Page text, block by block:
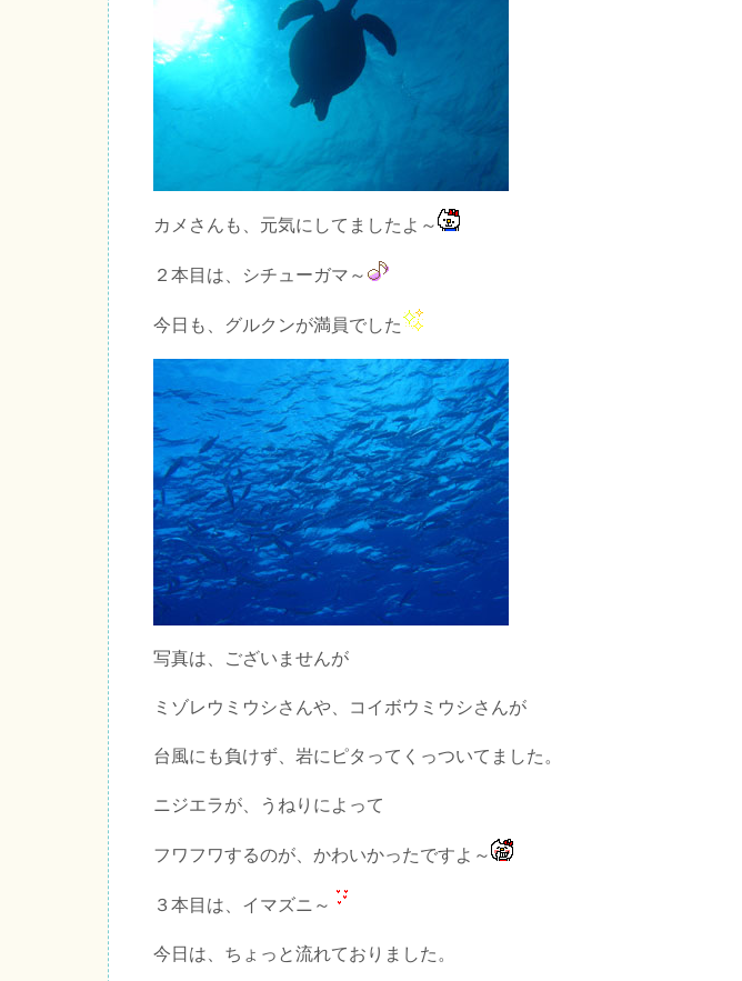
カメさんも、元気にしてましたよ～
２本目は、シチューガマ～
今日も、グルクンが満員でした
写真は、ございませんが
ミゾレウミウシさんや、コイボウミウシさんが
台風にも負けず、岩にピタってくっついてました。
ニジエラが、うねりによって
フワフワするのが、かわいかったですよ～
３本目は、イマズニ～
今日は、ちょっと流れておりました。